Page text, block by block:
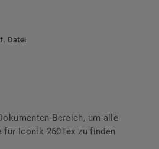
Datei
Bereich, um alle
für Iconik 260Tex zu finden